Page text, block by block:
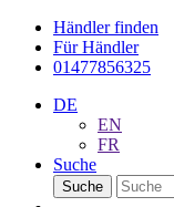
Händler finden
Für Händler
01477856325
DE
EN
FR
Suche
Suche